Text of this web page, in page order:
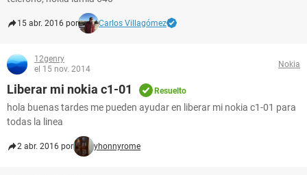
15 abr. 2016 por Carlos Villagómez
12genry
el 15 nov. 2014
Nokia
Liberar mi nokia c1-01 Resuelto
hola buenas tardes me pueden ayudar en liberar mi nokia c1-01 para
todas la linea
2 abr. 2016 por yhonnyrome